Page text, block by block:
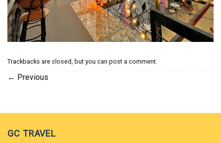
Trackbacks are closed, but you can post a comment.
← Previous
GC TRAVEL